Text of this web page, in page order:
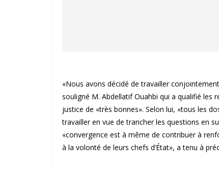
«Nous avons décidé de travailler
souligné M. Abdellatif Ouahbi qui a qualifié les
justice de «très bonnes». Selon lui, «tous les
travailler en vue de trancher les questions en
«convergence est à même de contribuer à
à la volonté de leurs chefs d’État», a tenu à